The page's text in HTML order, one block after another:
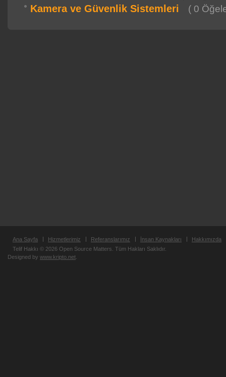
Kamera ve Güvenlik Sistemleri ( 0
Ana Sayfa Hizmetlerimiz Referanslarımız İnsan Kaynakları
Hakkımızda
Telif Hakkı © 2026 Open Source Matters. Tüm Hakları Saklıdır.
Designed by www.kripto.net